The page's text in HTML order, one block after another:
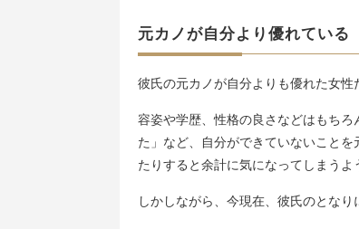
元カノが自分より優れている
彼氏の元カノが自分よりも優れた女性
容姿や学歴、性格の良さなどはもち
た」など、自分ができていないこと
たりすると余計に気になってしまうよ
しかしながら、今現在、彼氏のとな